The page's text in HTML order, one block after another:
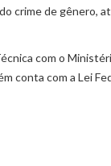
crime de gênero,
com o
com a Lei